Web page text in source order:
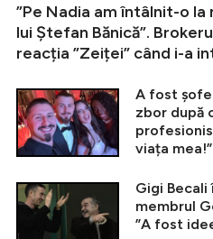
”Pe Nadia am întâlnit-o la
lui Ștefan Bănică”.
reacția ”Zeiței” când i-a
A fost
zbor după
viața mea!”
Gigi Becali
membrul
”A fost